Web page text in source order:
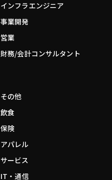
インフラエンジニア
事業開発
営業
財務/会計コンサルタント
その他
飲食
保険
アパレル
サービス
IT・通信